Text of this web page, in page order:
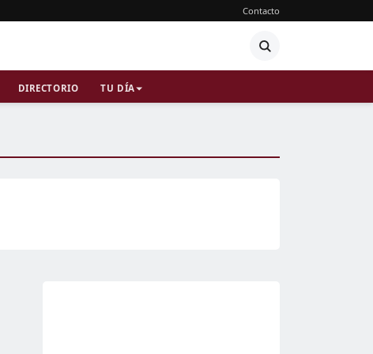
Contacto
DIRECTORIO TU DÍA